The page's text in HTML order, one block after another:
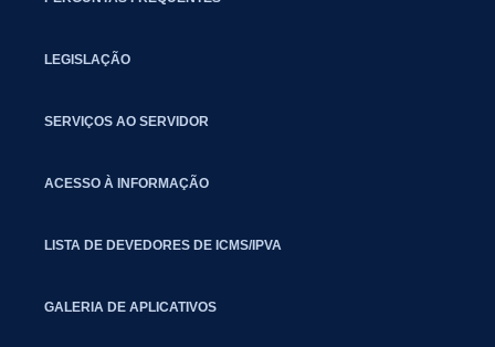
LEGISLAÇÃO
SERVIÇOS AO SERVIDOR
ACESSO À INFORMAÇÃO
LISTA DE DEVEDORES DE ICMS/IPVA
GALERIA DE APLICATIVOS